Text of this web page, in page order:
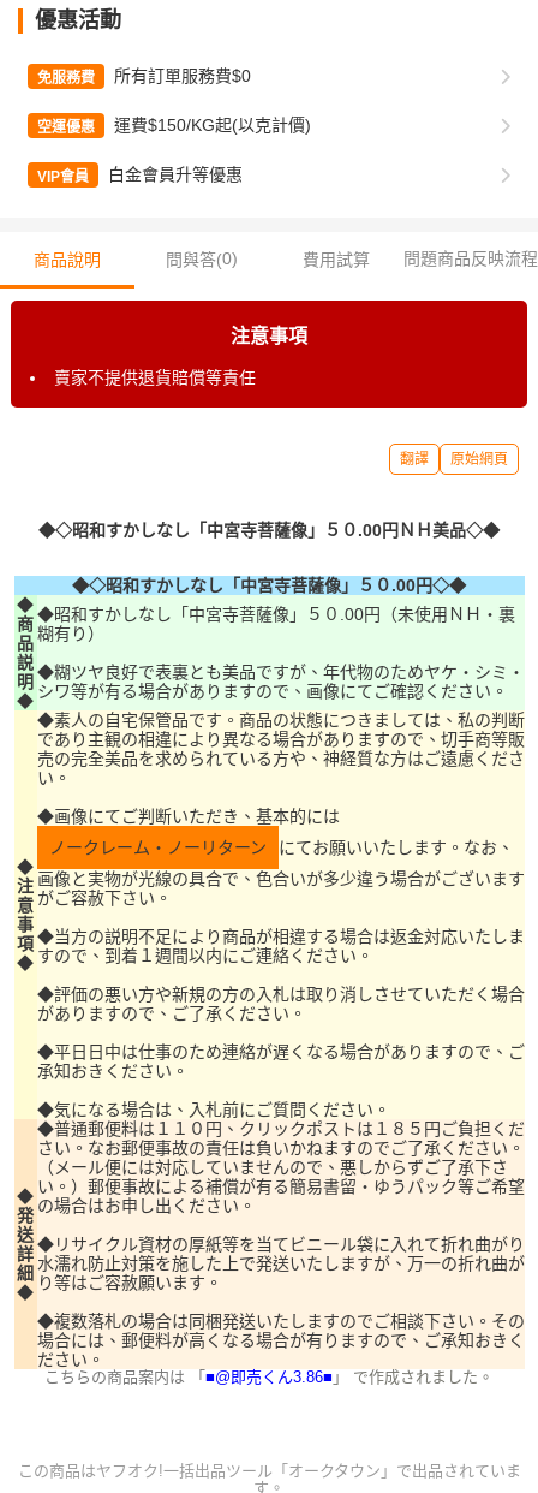
優惠活動
免服務費 所有訂單服務費$0
空運優惠 運費$150/KG起(以克計價)
VIP會員 白金會員升等優惠
商品說明 問與答(0) 費用試算 問題商品反映流程
注意事項
賣家不提供退貨賠償等責任
翻譯 原始網頁
◆◇昭和すかしなし「中宮寺菩薩像」５０.00円ＮＨ美品◇◆
◆◇昭和すかしなし「中宮寺菩薩像」５０.00円◇◆
◆
商
品
説
明
◆
◆昭和すかしなし「中宮寺菩薩像」５０.00円（未使用ＮＨ・裏
糊有り）
◆糊ツヤ良好で表裏とも美品ですが、年代物のためヤケ・シミ・
シワ等が有る場合がありますので、画像にてご確認ください。
◆
注
意
事
項
◆
◆素人の自宅保管品です。商品の状態につきましては、私の判断
であり主観の相違により異なる場合がありますので、切手商等販
売の完全美品を求められている方や、神経質な方はご遠慮くださ
い。
◆画像にてご判断いただき、基本的には
ノークレーム・ノーリターン
にてお願いいたします。なお、
画像と実物が光線の具合で、色合いが多少違う場合がございます
がご容赦下さい。
◆当方の説明不足により商品が相違する場合は返金対応いたしま
すので、到着１週間以内にご連絡ください。
◆評価の悪い方や新規の方の入札は取り消しさせていただく場合
がありますので、ご了承ください。
◆平日日中は仕事のため連絡が遅くなる場合がありますので、ご
承知おきください。
◆気になる場合は、入札前にご質問ください。
◆
発
送
詳
細
◆
◆普通郵便料は１１０円、クリックポストは１８５円ご負担くだ
さい。なお郵便事故の責任は負いかねますのでご了承ください。
（メール便には対応していませんので、悪しからずご了承下さ
い。）郵便事故による補償が有る簡易書留・ゆうパック等ご希望
の場合はお申し出ください。
◆リサイクル資材の厚紙等を当てビニール袋に入れて折れ曲がり
水濡れ防止対策を施した上で発送いたしますが、万一の折れ曲が
り等はご容赦願います。
◆複数落札の場合は同梱発送いたしますのでご相談下さい。その
場合には、郵便料が高くなる場合が有りますので、ご承知おきく
ださい。
こちらの商品案内は 「 ■@即売くん3.86■ 」 で作成されました。
この商品はヤフオク!一括出品ツール「オークタウン」 で出品されていま
す。